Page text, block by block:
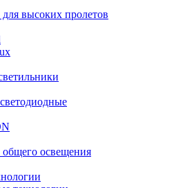
высоких пролетов
освещения